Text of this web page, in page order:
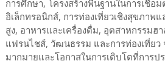
การศึกษา, โครงสร้างพื้นฐานในการเชื่อ
อิเล็กทรอนิกส์, การท่องเที่ยวเชิงสุขภาพ
สูง, อาหารและเครื่องดื่ม, อุตสาหกรรมฮ
แฟรนไชส์, วัฒนธรรม และการท่องเที่ย
มากมายและโอกาสในการเติบโตที่การ